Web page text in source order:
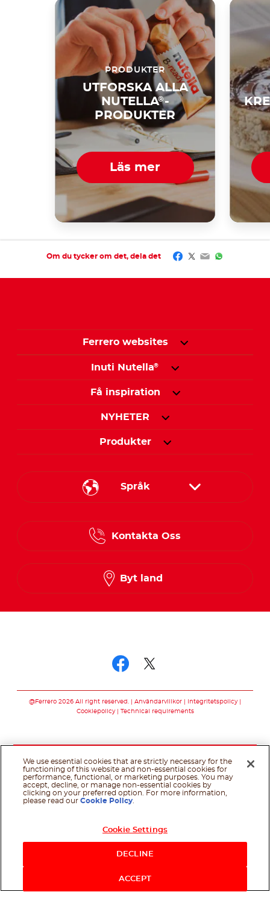
PRODUKTER
UTFORSKA ALLA
NUTELLA®-
PRODUKTER
Läs mer
Om du tycker om det, dela det Facebook
Twitter
EmailWhatsApp
Ferrero websites
Inuti Nutella®
Få inspiration
NYHETER
Produkter
Språk
Danish
Norwegian
Kontakta Oss
Byt land
@Ferrero 2026 All right reserved. Användarvillkor
Integritetspolicy
Cookiepolicy
Technical requirements
We use essential cookies that are strictly necessary for the
functioning of this website and non-essential cookies for
performance, functional, or marketing purposes. You may
accept, decline, or manage non-essential cookies by
clicking on your preferred option. For more information,
please read ourCookie Policy
Cookie Settings
DECLINE
ACCEPT